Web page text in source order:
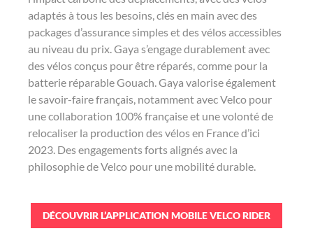
adaptés à tous les besoins, clés en main avec des
packages d’assurance simples et des vélos accessibles
au niveau du prix. Gaya s’engage durablement avec
des vélos conçus pour être réparés, comme pour la
batterie réparable Gouach. Gaya valorise également
le savoir-faire français, notamment avec Velco pour
une collaboration 100% française et une volonté de
relocaliser la production des vélos en France d’ici
2023. Des engagements forts alignés avec la
philosophie de Velco pour une mobilité durable.
DÉCOUVRIR L’APPLICATION MOBILE VELCO RIDER